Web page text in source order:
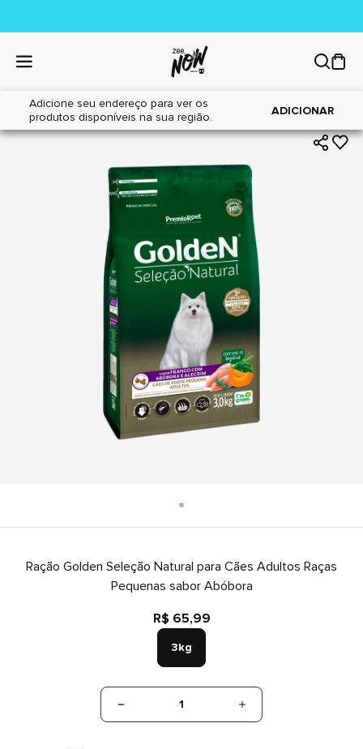
Adicione seu endereço para ver os
produtos disponíveis na sua região.
ADICIONAR
Home|Cães|Alimentos
Ração Golden Seleção Natural para Cães Adultos Raças
Pequenas sabor Abóbora
R$ 65,99
3kg
1